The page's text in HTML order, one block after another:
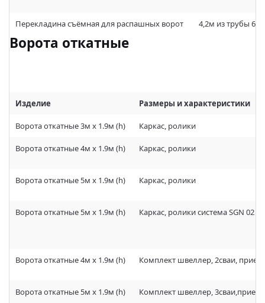
Перекладина съёмная для распашных ворот 4,2м из трубы
Ворота откатные
Изделие Размеры и характеристики
Ворота откатные 3м х 1.9м (h) Каркас, ролики
Ворота откатные 4м х 1.9м (h) Каркас, ролики
Ворота откатные 5м х 1.9м (h) Каркас, ролики
Ворота откатные 5м х 1.9м (h) Каркас, ролики система SGN 02
Ворота откатные 4м х 1.9м (h) Комплект швеллер, 2сваи,
Ворота откатные 5м х 1.9м (h) Комплект швеллер,